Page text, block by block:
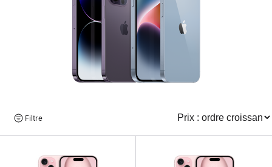
iPhone
reconditionné.
Parcourir
les
produits
Filtre